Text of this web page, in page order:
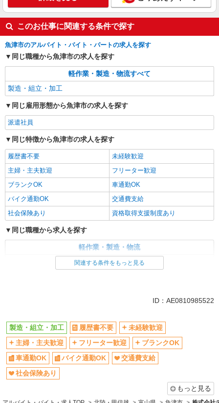
このお仕事に関連する条件で探す
魚津市のアルバイト・バイト・パートの求人を探す
同じ職種から魚津市の求人を探す
軽作業・製造・物流すべて
製造・組立・加工
同じ雇用形態から魚津市の求人を探す
派遣社員
同じ特徴から魚津市の求人を探す
履歴書不要
未経験歓迎
主婦・主夫歓迎
フリーター歓迎
ブランクOK
車通勤OK
バイク通勤OK
交通費支給
社会保険あり
資格取得支援制度あり
同じ職種から求人を探す
軽作業・製造・物流
関連する条件をもっと見る
ID：AE0810985522
製造・組立・加工 履歴書不要
未経験歓迎
主婦・主夫歓迎
フリーター歓迎
ブランクOK
車通勤OK
バイク通勤OK
交通費支給
社会保険あり
もっと見る